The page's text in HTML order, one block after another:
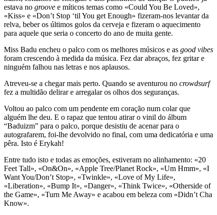
estava no groove e míticos temas como «Could You Be Loved»,
«Kiss» e «Don’t Stop ‘til You get Enough» fizeram-nos levantar da
relva, beber os últimos golos da cerveja e fizeram o aquecimento
para aquele que seria o concerto do ano de muita gente.
Miss Badu encheu o palco com os melhores músicos e as good vibes
foram crescendo à medida da música. Fez dar abraços, fez gritar e
ninguém falhou nas letras e nos aplausos.
Atreveu-se a chegar mais perto. Quando se aventurou no crowdsurf
fez a multidão delirar e arregalar os olhos dos seguranças.
Voltou ao palco com um pendente em coração num colar que
alguém lhe deu. E o rapaz que tentou atirar o vinil do álbum
“Baduizm” para o palco, porque desistiu de acenar para o
autografarem, foi-lhe devolvido no final, com uma dedicatória e uma
pêra. Isto é Erykah!
Entre tudo isto e todas as emoções, estiveram no alinhamento: «20
Feet Tall», «On&On», «Apple Tree/Planet Rock», «Um Hmm», «I
Want You/Don’t Stop», «Twinkle», «Love of My Life»,
«Liberation», «Bump It», «Danger», «Think Twice», «Otherside of
the Game», «Turn Me Away» e acabou em beleza com «Didn’t Cha
Know».